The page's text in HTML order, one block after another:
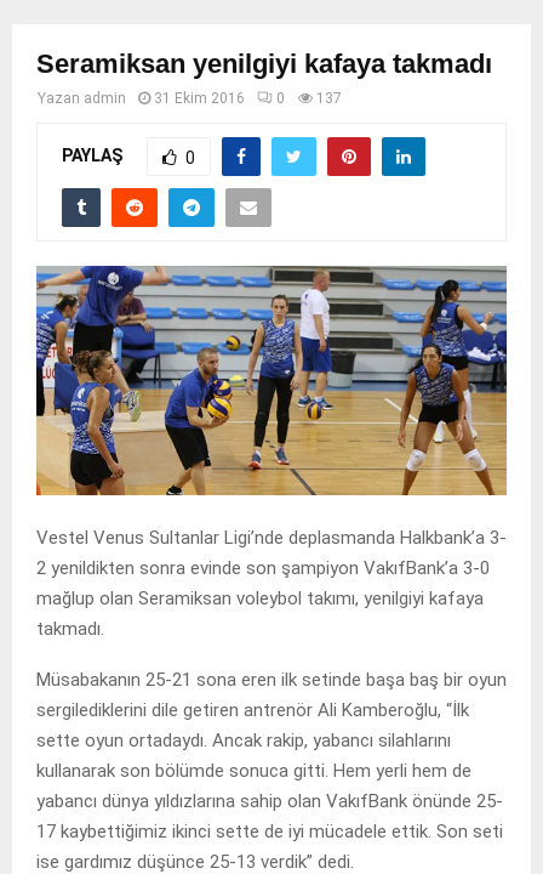
Seramiksan yenilgiyi kafaya takmadı
Yazan admin 31 Ekim 2016 0 137
PAYLAŞ 0
Vestel Venus Sultanlar Ligi’nde deplasmanda Halkbank’a 3-
2 yenildikten sonra evinde son şampiyon VakıfBank’a 3-0
mağlup olan Seramiksan voleybol takımı, yenilgiyi kafaya
takmadı.
Müsabakanın 25-21 sona eren ilk setinde başa baş bir oyun
sergilediklerini dile getiren antrenör Ali Kamberoğlu, “İlk
sette oyun ortadaydı. Ancak rakip, yabancı silahlarını
kullanarak son bölümde sonuca gitti. Hem yerli hem de
yabancı dünya yıldızlarına sahip olan VakıfBank önünde 25-
17 kaybettiğimiz ikinci sette de iyi mücadele ettik. Son seti
ise gardımız düşünce 25-13 verdik” dedi.